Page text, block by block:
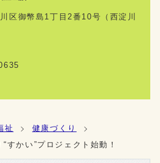
区御幣島1丁目2番10号（西淀川
祉
健康づくり
すかい”プロジェクト始動！